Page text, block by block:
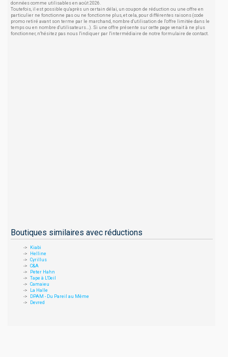
données comme utilisables en août 2026.
Toutefois, il est possible qu'après un certain délai, un coupon de réduction ou une offre en
particulier ne fonctionne pas ou ne fonctionne plus, et cela, pour différentes raisons (code
promo retiré avant son terme par le marchand, nombre d'utilisation de l'offre limitée dans le
temps ou en nombre d'utilisateurs...). Si une offre présente sur cette page venait à ne plus
fonctionner, n'hésitez pas nous l'indiquer par l'intermédiaire de notre formulaire de contact.
Boutiques similaires avec réductions
Kiabi
Helline
Cyrillus
C&A
Peter Hahn
Tape à L'Oeil
Camaieu
La Halle
DPAM - Du Pareil au Même
Devred